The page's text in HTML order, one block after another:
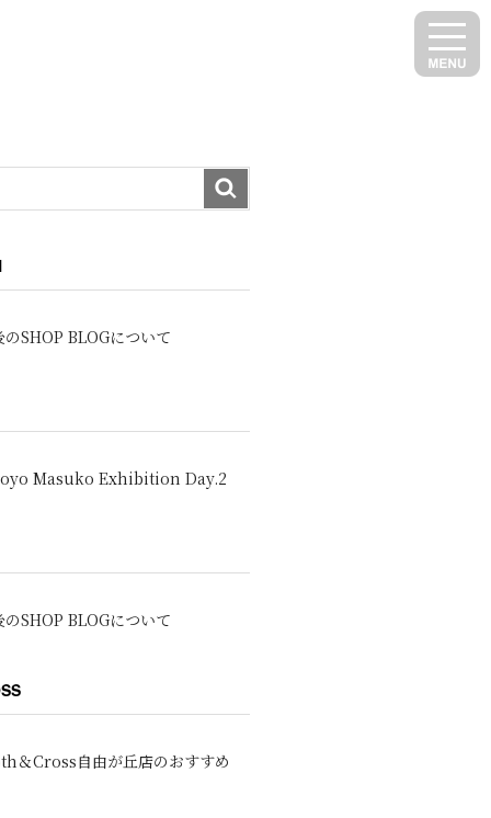
のSHOP BLOGについて
Masuko Exhibition Day.2
のSHOP BLOGについて
＆Cross自由が丘店のおすすめ